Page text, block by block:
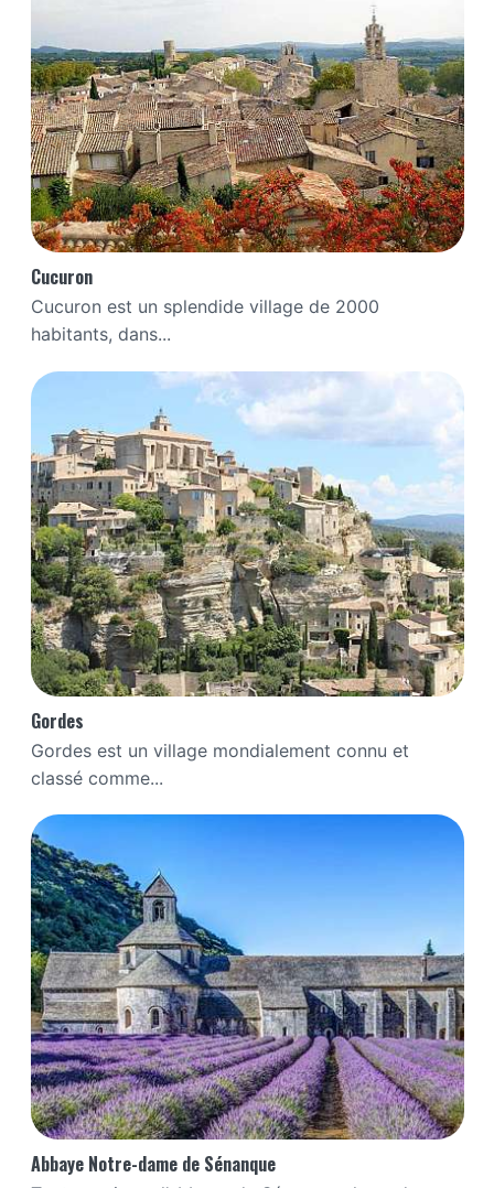
Cucuron
Cucuron est un splendide village de 2000
habitants, dans...
Gordes
Gordes est un village mondialement connu et
classé comme...
Abbaye Notre-dame de Sénanque